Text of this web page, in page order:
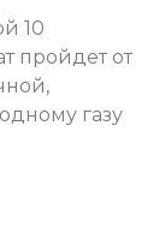
10
пройдет от
газу